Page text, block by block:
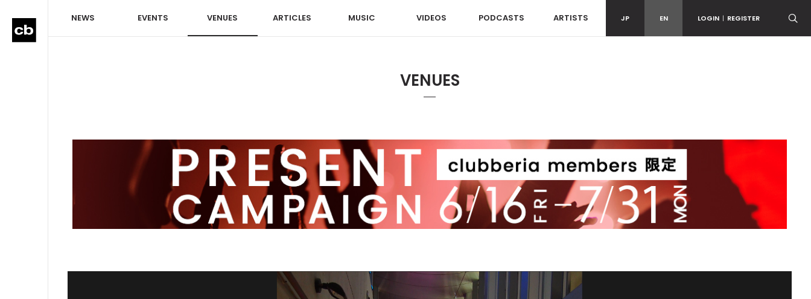
NEWS EVENTS VENUES ARTICLES MUSIC VIDEOS PODCASTS ARTISTS JP EN LOGIN | REGISTER
VENUES